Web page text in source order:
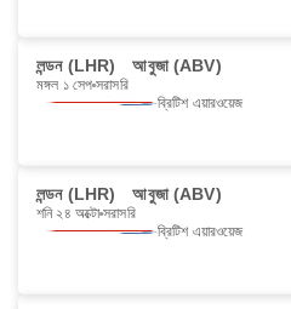
লন্ডন (LHR) আবুজা (ABV)
মঙ্গল ১ সেপ সরাসরি
ব্রিটিশ এয়ারওয়েজ
লন্ডন (LHR) আবুজা (ABV)
শনি ২৪ অক্টো সরাসরি
ব্রিটিশ এয়ারওয়েজ